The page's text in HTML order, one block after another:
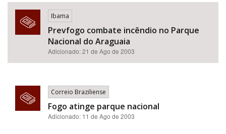
Ibama
Prevfogo combate incêndio no Parque
Nacional do Araguaia
Adicionado: 21 de Ago de 2003
Correio Braziliense
Fogo atinge parque nacional
Adicionado: 11 de Ago de 2003